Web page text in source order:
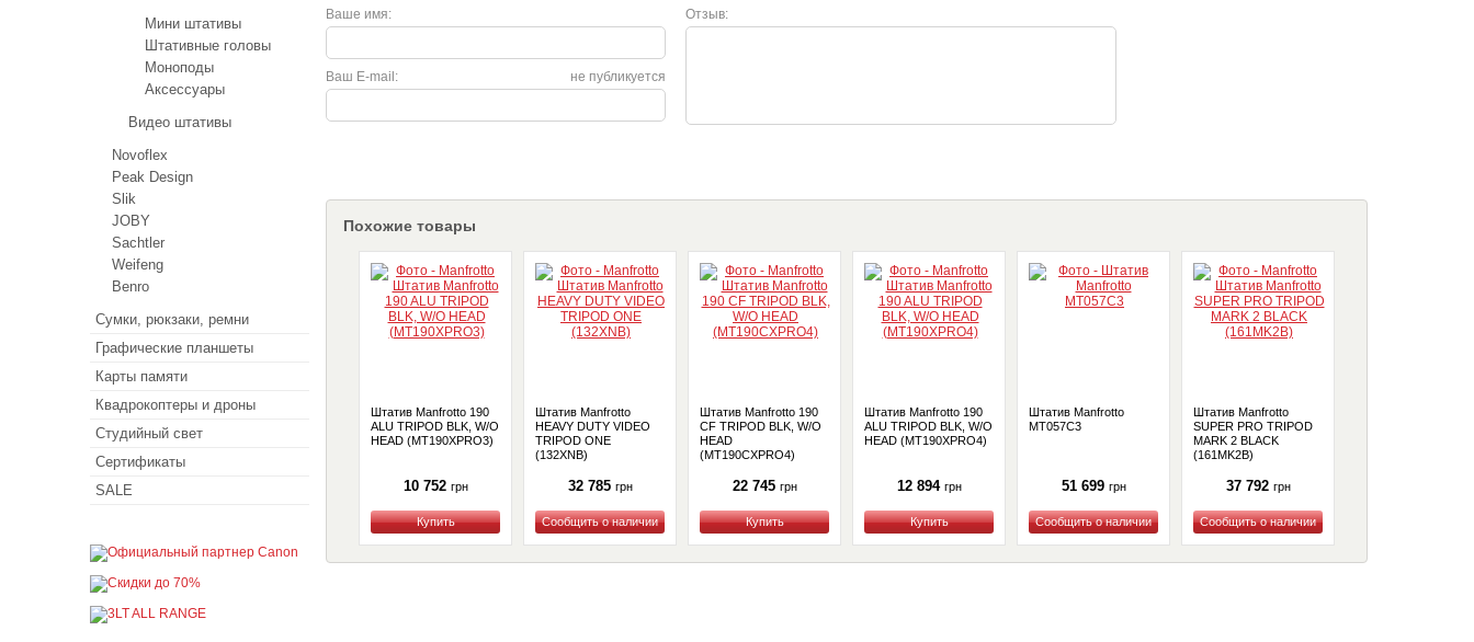
Ваше имя: Отзыв:
не публикуется
Ваш E-mail:
Похожие товары
Штатив Manfrotto 190
ALU TRIPOD BLK, W/O
HEAD (MT190XPRO3)
10 752 грн
Купить
Штатив Manfrotto
HEAVY DUTY VIDEO
TRIPOD ONE
(132XNB)
32 785 грн
Купить
Штатив Manfrotto 190
CF TRIPOD BLK, W/O
HEAD
(MT190CXPRO4)
22 745 грн
Купить
Штатив Manfrotto 190
ALU TRIPOD BLK, W/O
HEAD (MT190XPRO4)
12 894 грн
Купить
Штатив Manfrotto
MT057C3
51 699 грн
Купить
Штатив Manfrotto
SUPER PRO TRIPOD
MARK 2 BLACK
(161MK2B)
37 792 грн
Купить
Мини штативы
Штативные головы
Моноподы
Аксессуары
Видео штативы
Novoflex
Peak Design
Slik
JOBY
Sachtler
Weifeng
Benro
Сумки, рюкзаки, ремни
Графические планшеты
Карты памяти
Квадрокоптеры и дроны
Студийный свет
Сертификаты
SALE